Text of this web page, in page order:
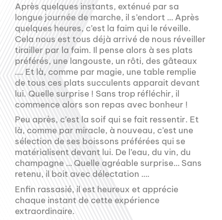
Après quelques instants, exténué par sa
longue journée de marche, il s’endort … Après
quelques heures, c’est la faim qui le réveille.
Cela nous est tous déjà arrivé de nous réveiller
tirailler par la faim. Il pense alors à ses plats
préférés, une langouste, un rôti, des gâteaux
…. Et là, comme par magie, une table remplie
de tous ces plats succulents apparait devant
lui. Quelle surprise ! Sans trop réfléchir, il
commence alors son repas avec bonheur !
Peu après, c’est la soif qui se fait ressentir. Et
là, comme par miracle, à nouveau, c’est une
sélection de ses boissons préférées qui se
matérialisent devant lui. De l’eau, du vin, du
champagne … Quelle agréable surprise… Sans
retenu, il boit avec délectation ….
Enfin rassasié, il est heureux et apprécie
chaque instant de cette expérience
extraordinaire.